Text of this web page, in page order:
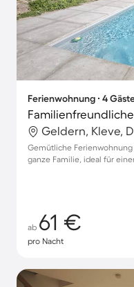
Ferienwohnung ∙ 4
Geldern, Kleve,
Gemütliche
ganze Familie, ideal für
ab 61 €
pro Nacht